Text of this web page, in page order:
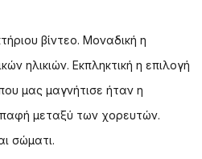
βίντεο. Μοναδική η
ηλικιών. Εκπληκτική η επιλογή
μας μαγνήτισε ήταν η
μεταξύ των χορευτών.
σώματι.